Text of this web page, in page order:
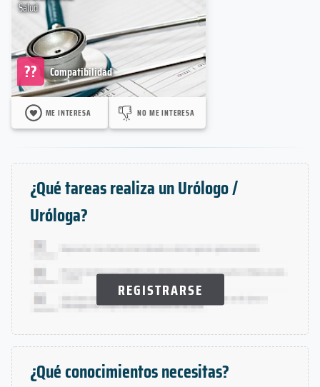
Salud
Compatibilidad
??
ME INTERESA NO ME INTERESA
¿Qué tareas realiza un Urólogo /
Uróloga?
REGISTRARSE
¿Qué conocimientos necesitas?